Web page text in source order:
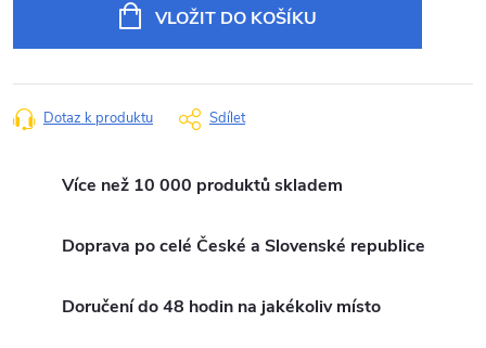
VLOŽIT DO KOŠÍKU
Dotaz k produktu Sdílet
Více než 10 000 produktů skladem
Doprava po celé České a Slovenské republice
Doručení do 48 hodin na jakékoliv místo